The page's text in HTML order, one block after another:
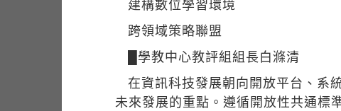
建構數位學習環境
跨領域策略聯盟
█學教中心教評組組長白滌清
在資訊科技發展朝向開放平台、系
未來發展的重點。遵循開放性共通標